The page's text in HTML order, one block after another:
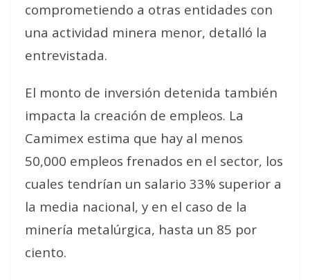
comprometiendo a otras entidades con
una actividad minera menor, detalló la
entrevistada.
El monto de inversión detenida también
impacta la creación de empleos. La
Camimex estima que hay al menos
50,000 empleos frenados en el sector, los
cuales tendrían un salario 33% superior a
la media nacional, y en el caso de la
minería metalúrgica, hasta un 85 por
ciento.